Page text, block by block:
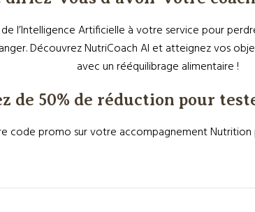
l’Intelligence Artificielle à votre service pour
Découvrez NutriCoach AI et atteignez vos
avec un rééquilibrage alimentaire !
de 50% de réduction pour
code promo sur votre accompagnement Nutrition